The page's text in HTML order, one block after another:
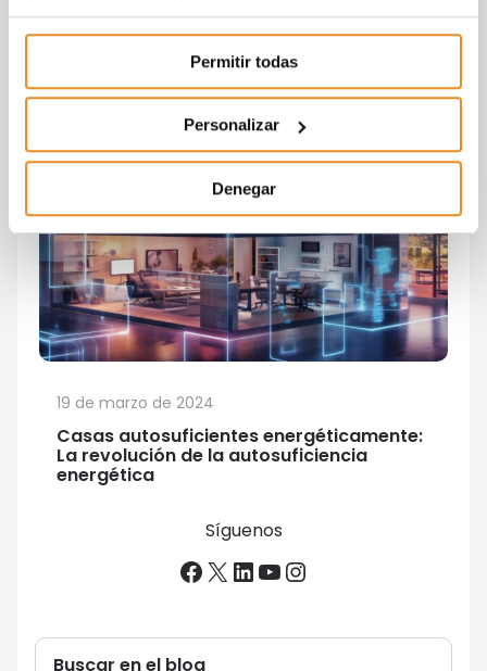
Permitir todas
Personalizar
Denegar
Casas autosuficientes energéticamente:
La revolución de la autosuficiencia
energética
19 de marzo de 2024
Síguenos
Facebook
X LinkedIn
YouTube
Instagram
Buscar en el blog